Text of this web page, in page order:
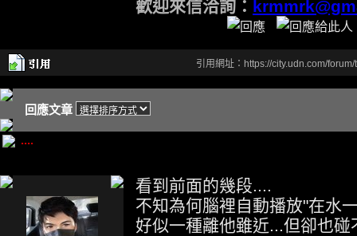
歡迎來信洽詢：
引用網址：https://city.udn.com/
回應文章
....
看到前面的幾段....
不知為何腦裡自動播放"在水
好似一種離他雖近...但卻也碰